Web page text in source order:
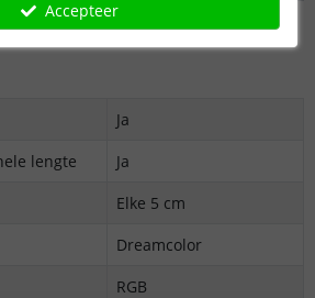
Ja
lengte
Ja
Elke 5 cm
Dreamcolor
RGB
Accepteer